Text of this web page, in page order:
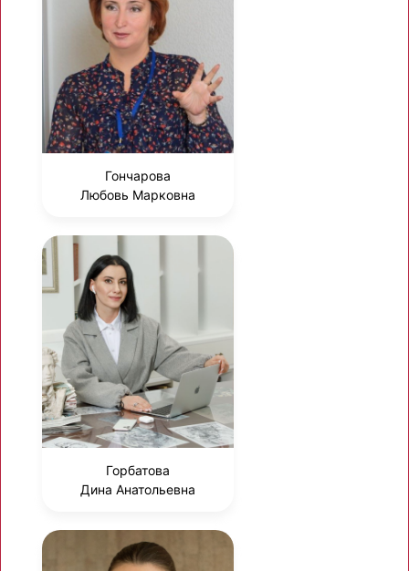
Гончарова
Любовь Марковна
Горбатова
Дина Анатольевна